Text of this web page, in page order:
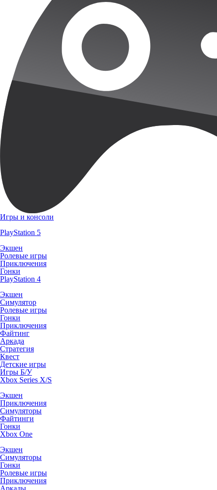
Игры и консоли
PlayStation 5
Экшен
Ролевые игры
Приключения
Гонки
PlayStation 4
Экшен
Симулятор
Ролевые игры
Гонки
Приключения
Файтинг
Аркада
Стратегия
Квест
Детские игры
Игры Б/У
Xbox Series X/S
Экшен
Приключения
Симуляторы
Файтинги
Гонки
Xbox One
Экшен
Симуляторы
Гонки
Ролевые игры
Приключения
Аркады